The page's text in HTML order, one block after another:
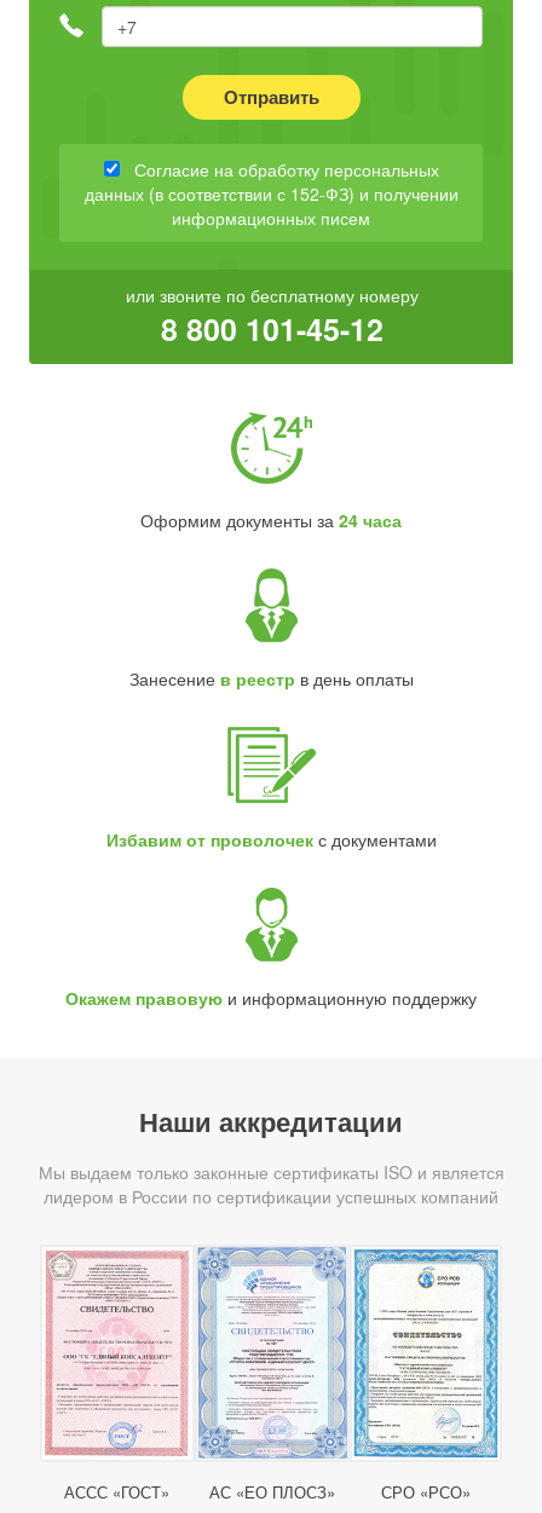
Отправить
Согласие на обработку персональных
данных (в соответствии с 152-ФЗ) и получении
информационных писем
или звоните по бесплатному номеру
8 800 101-45-12
Оформим документы за 24 часа
Занесение в реестр в день оплаты
Избавим от проволочекс документами
Окажем правовую и информационную поддержку
Наши аккредитации
Мы выдаем только законные сертификаты ISO и является
лидером в России по сертификации успешных компаний
АССС «ГОСТ» АС «ЕО ПЛОСЗ» СРО «РСО»